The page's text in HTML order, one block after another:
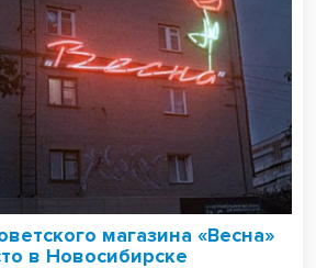
магазина «Весна»
в Новосибирске